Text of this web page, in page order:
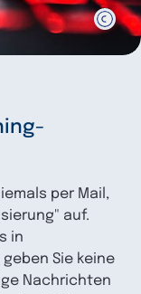
per Mail,
auf.
in
Sie keine
Nachrichten